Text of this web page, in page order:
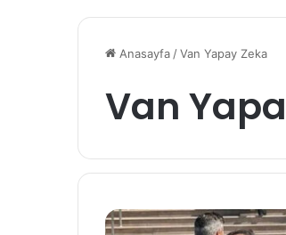
Anasayfa /Van Yapay Zeka
Van